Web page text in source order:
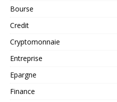
Bourse
Credit
Cryptomonnaie
Entreprise
Epargne
Finance